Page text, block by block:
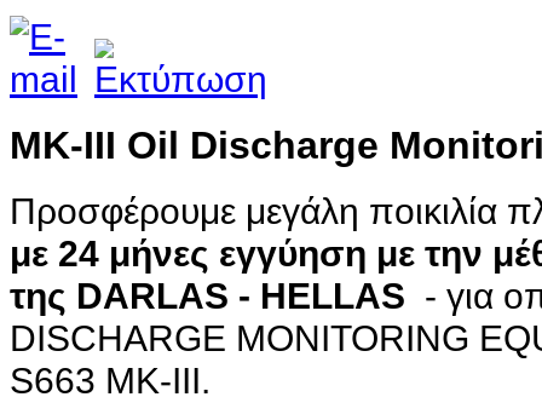
MK-III Oil Discharge
Προσφέρουμε μεγάλη ποικιλία
με 24 μήνες εγγύηση με την
της DARLAS - HELLAS - για
DISCHARGE MONITORING
S663 MK-III.